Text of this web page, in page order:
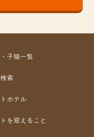
子猫一覧
索
ホテル
を迎えること